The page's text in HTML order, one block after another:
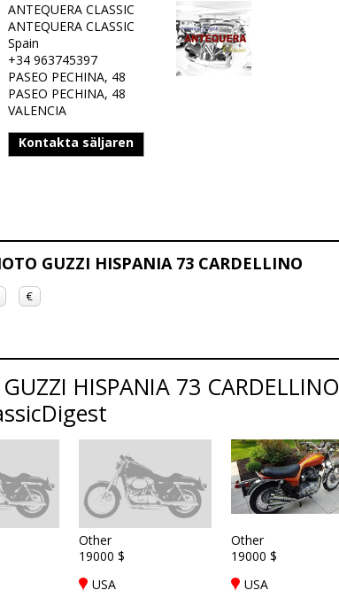
ANTEQUERA CLASSIC
ANTEQUERA CLASSIC
Spain
+34 963745397
PASEO PECHINA, 48
PASEO PECHINA, 48
VALENCIA
Kontakta säljaren
GUZZI HISPANIA 73 CARDELLINO
€
HISPANIA 73 CARDELLINO
Other
19000 $
USA
Other
19000 $
USA